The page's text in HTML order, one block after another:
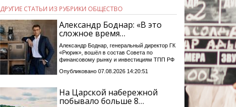
ДРУГИЕ СТАТЬИ ИЗ РУБРИКИ ОБЩЕСТВО
Александр Боднар: «В это
сложное время…
Александр Боднар, генеральный директор ГК
«Рюрик», вошёл в состав Совета по
финансовому рынку и инвестициям ТПП РФ
Опубликовано 07.08.2026 14:20:51
На Царской набережной
побывало больше 8…